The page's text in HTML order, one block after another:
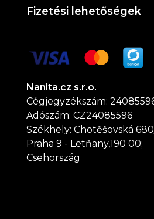
Fizetési lehetőségek
Nanita.cz s.r.o.
Cégjegyzékszám:
Adószám: CZ24085596
Székhely: Chotěšovská
Praha 9 - Letňany,190 00;
Csehország